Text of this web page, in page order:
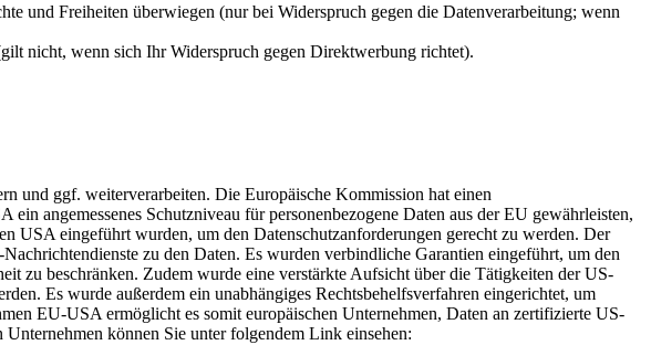
und Freiheiten überwiegen (nur bei Widerspruch gegen die Datenverarbeitung; wenn
nicht, wenn sich Ihr Widerspruch gegen Direktwerbung richtet).
und ggf. weiterverarbeiten. Die Europäische Kommission hat einen
angemessenes Schutzniveau für personenbezogene Daten aus der EU gewährleisten,
USA eingeführt wurden, um den Datenschutzanforderungen gerecht zu werden. Der
zu den Daten. Es wurden verbindliche Garantien eingeführt, um den
zu beschränken. Zudem wurde eine verstärkte Aufsicht über die Tätigkeiten der US-
Es wurde außerdem ein unabhängiges Rechtsbehelfsverfahren eingerichtet, um
EU-USA ermöglicht es somit europäischen Unternehmen, Daten an zertifizierte US-
können Sie unter folgendem Link einsehen: